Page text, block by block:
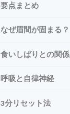
要点まとめ
なぜ眉間が固まる？
食いしばりとの関係
呼吸と自律神経
3分リセット法